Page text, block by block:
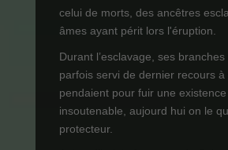
celui de morts, des ancêtres
âmes ayant périt lors l'éruption.
Durant l’esclavage, ses
parfois servi de dernier recours à
pendaient pour fuir une existence
insoutenable, aujourd hui on le
protecteur.